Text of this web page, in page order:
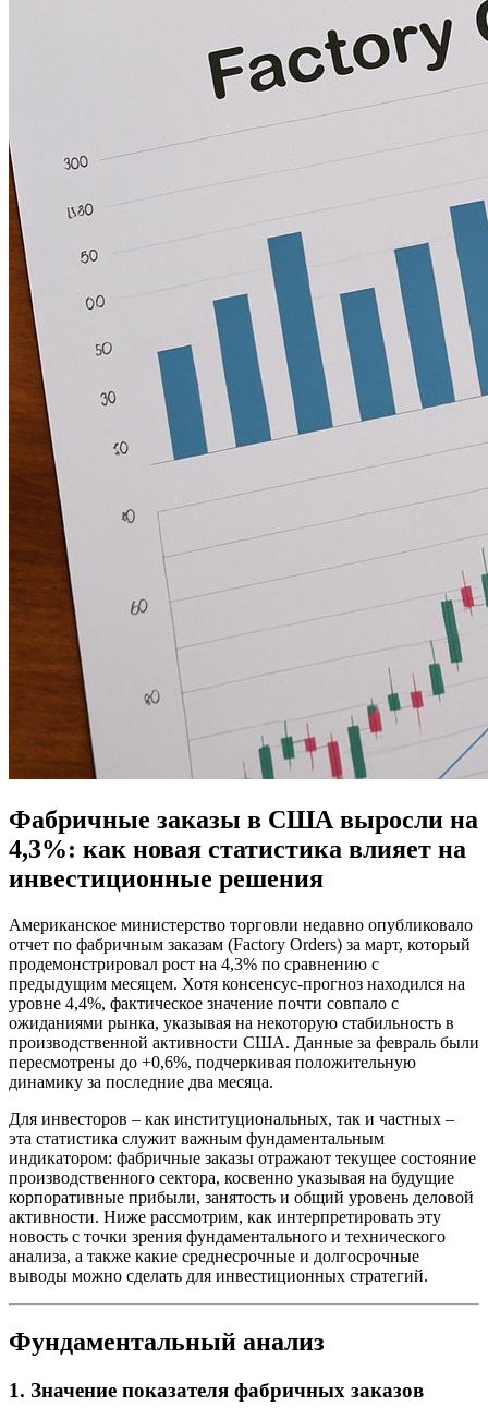
Фабричные заказы в США выросли на
4,3%: как новая статистика влияет на
инвестиционные решения
Американское министерство торговли недавно опубликовало
отчет по фабричным заказам (Factory Orders) за март, который
продемонстрировал рост на 4,3% по сравнению с
предыдущим месяцем. Хотя консенсус-прогноз находился на
уровне 4,4%, фактическое значение почти совпало с
ожиданиями рынка, указывая на некоторую стабильность в
производственной активности США. Данные за февраль были
пересмотрены до +0,6%, подчеркивая положительную
динамику за последние два месяца.
Для инвесторов – как институциональных, так и частных –
эта статистика служит важным фундаментальным
индикатором: фабричные заказы отражают текущее состояние
производственного сектора, косвенно указывая на будущие
корпоративные прибыли, занятость и общий уровень деловой
активности. Ниже рассмотрим, как интерпретировать эту
новость с точки зрения фундаментального и технического
анализа, а также какие среднесрочные и долгосрочные
выводы можно сделать для инвестиционных стратегий.
Фундаментальный анализ
1. Значение показателя фабричных заказов